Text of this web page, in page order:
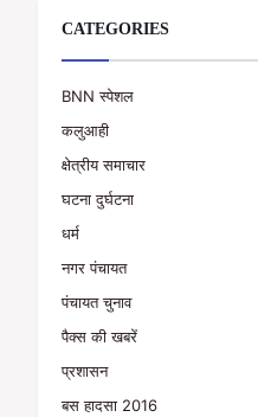
CATEGORIES
BNN स्पेशल
कलुआही
क्षेत्रीय समाचार
घटना दुर्घटना
धर्म
नगर पंचायत
पंचायत चुनाव
पैक्स की खबरें
प्रशासन
बस हादसा 2016